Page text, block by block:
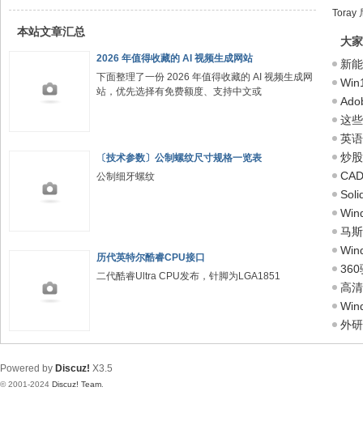
本站文章汇总
2026 年值得收藏的 AI 视频生成网站
下面整理了一份 2026 年值得收藏的 AI 视频生成网
站，优先选择有免费额度、支持中文或
〔技术参数〕公制螺纹尺寸规格一览表
公制细牙螺纹
历代英特尔酷睿CPU接口
二代酷睿Ultra CPU发布，针脚为LGA1851
Toray
大
新
这
英
炒
马
360
高
外
Powered by Discuz! X3.5
© 2001-2024 Discuz! Team